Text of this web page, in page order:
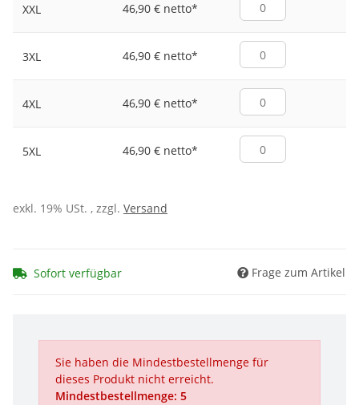
XXL 46,90 € netto*
3XL 46,90 € netto*
4XL 46,90 € netto*
5XL 46,90 € netto*
exkl. 19% USt. , zzgl. Versand
Sofort verfügbar Frage zum Artikel
Sie haben die Mindestbestellmenge für
dieses Produkt nicht erreicht.
Mindestbestellmenge: 5